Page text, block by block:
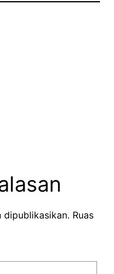
dipublikasikan. Ruas